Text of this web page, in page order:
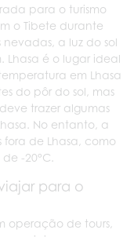
para o turismo
o Tibete durante
a luz do sol
Lhasa é o lugar ideal
em Lhasa
do pôr do sol, mas
trazer algumas
No entanto, a
de Lhasa, como
-20°C.
para o
operação de tours,